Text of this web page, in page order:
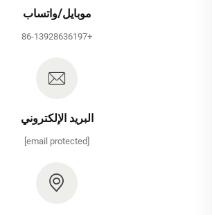
موبايل/واتساب
+86-13928636197
البريد الإلكتروني
[email protected]